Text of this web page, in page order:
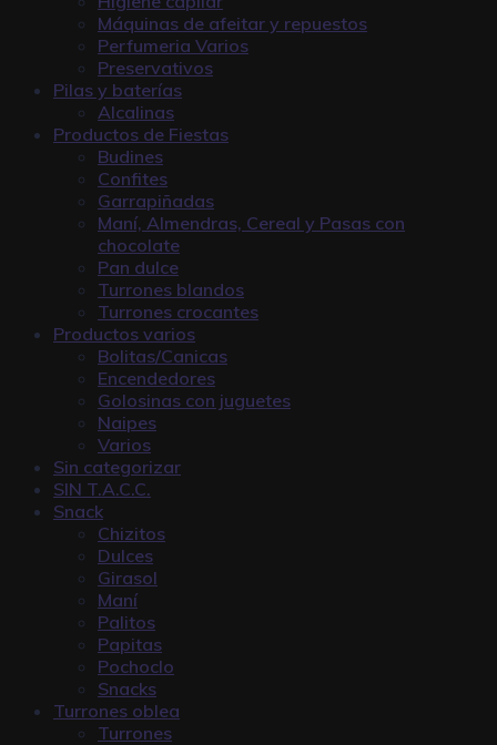
Máquinas de afeitar y repuestos
Perfumeria Varios
Preservativos
Pilas y baterías
Alcalinas
Productos de Fiestas
Budines
Confites
Garrapiñadas
Maní, Almendras, Cereal y Pasas con
chocolate
Pan dulce
Turrones blandos
Turrones crocantes
Productos varios
Bolitas/Canicas
Encendedores
Golosinas con juguetes
Naipes
Varios
Sin categorizar
SIN T.A.C.C.
Snack
Chizitos
Dulces
Girasol
Maní
Palitos
Papitas
Pochoclo
Snacks
Turrones oblea
Turrones